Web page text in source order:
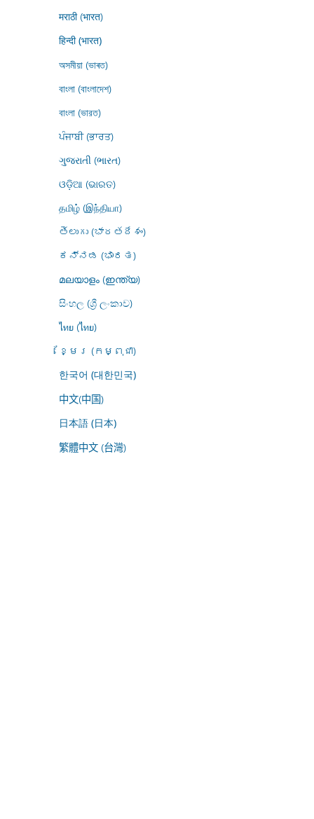
मराठी (भारत)
हिन्दी (भारत)
অসমীয়া (ভাৰত)
বাংলা (বাংলাদেশ)
বাংলা (ভারত)
ਪੰਜਾਬੀ (ਭਾਰਤ)
ગુજરાતી (ભારત)
ଓଡ଼ିଆ (ଭାରତ)
தமிழ் (இந்தியா)
తెలుగు (భారతదేశం)
ಕನ್ನಡ (ಭಾರತ)
മലയാളം (ഇന്ത്യ)
සිංහල (ශ්‍රී ලංකාව)
ไทย (ไทย)
ខ្មែរ (កម្ពុជា)
한국어 (대한민국)
中文(中国)
日本語 (日本)
繁體中文 (台灣)